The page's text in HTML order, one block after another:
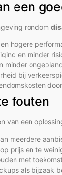
een
rondom
hogere
en minder
minder
bij
fouten
van een
meerdere
prijs en te
met
als bijzaak